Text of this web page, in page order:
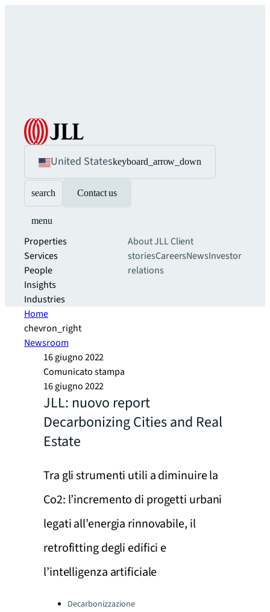
United Stateskeyboard_arrow_down
search Contact us
menu
Properties
Services
People
Insights
Industries
About JLLClient
storiesCareersNewsInvestor
relations
Home
chevron_right
Newsroom
16 giugno 2022
Comunicato stampa
16 giugno 2022
JLL: nuovo report
Decarbonizing Cities and Real
Estate
Tra gli strumenti utili a diminuire la
Co2: l’incremento di progetti urbani
legati all’energia rinnovabile, il
retrofitting degli edifici e
l’intelligenza artificiale
Categories:Decarbonizzazione